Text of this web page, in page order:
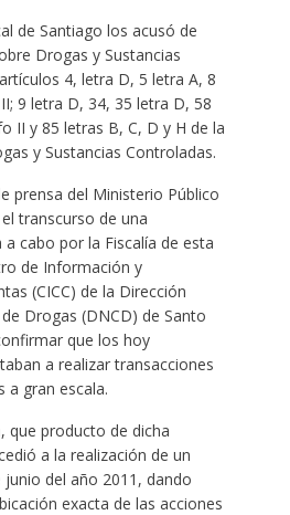
de Santiago los acusó de
Drogas y Sustancias
4, letra D, 5 letra A, 8
9 letra D, 34, 35 letra D, 58
II y 85 letras B, C, D y H de la
y Sustancias Controladas.
prensa del Ministerio Público
transcurso de una
cabo por la Fiscalía de esta
de Información y
(CICC) de la Dirección
Drogas (DNCD) de Santo
que los hoy
a realizar transacciones
a gran escala.
que producto de dicha
a la realización de un
del año 2011, dando
exacta de las acciones